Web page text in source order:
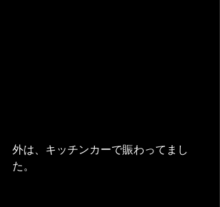
外は、キッチンカーで賑わってまし
た。